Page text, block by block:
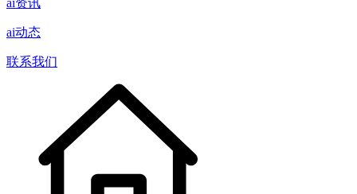
ai动态
联系我们